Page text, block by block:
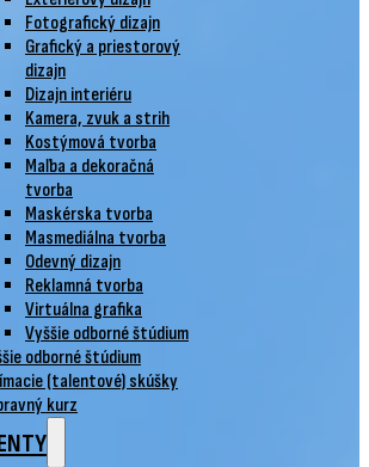
Fotografický dizajn
Grafický a priestorový
dizajn
Dizajn interiéru
Kamera, zvuk a strih
Kostýmová tvorba
Maľba a dekoračná
tvorba
Maskérska tvorba
Masmediálna tvorba
Odevný dizajn
Reklamná tvorba
Virtuálna grafika
Vyššie odborné štúdium
odborné štúdium
(talentové) skúšky
kurz